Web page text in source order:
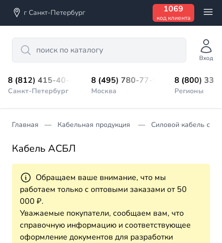
г Санкт-Петербург 1069
код клиента
Search
Вход
8 (812) 415-40-45
Санкт-Петербург
8 (495) 780-77-98
Москва
8 (800)
Регионы
Главная Кабельная продукция Силовой кабель с
Кабель АСБЛ
Обращаем ваше внимание, что мы
работаем только с оптовыми заказами от 50
000 ₽.
Уважаемые покупатели, сообщаем вам, что
справочную информацию и соответствующее
оформление документов для разработки